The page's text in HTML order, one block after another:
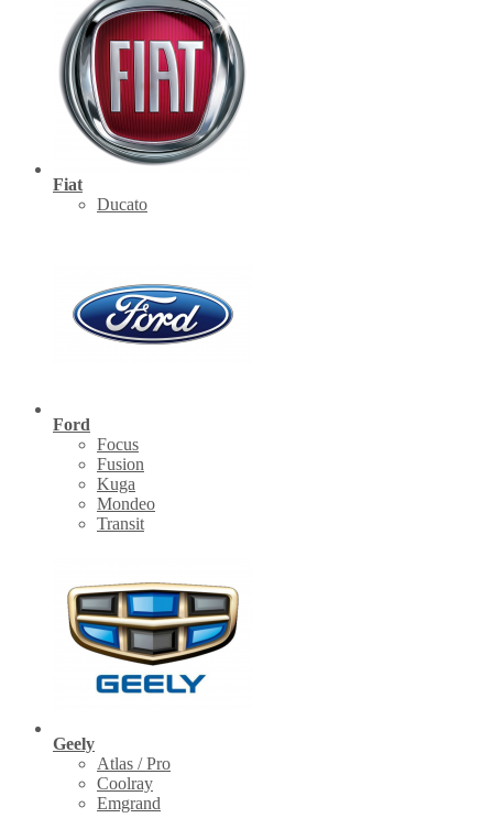
Fiat
Ducato
Ford
Focus
Fusion
Kuga
Mondeo
Transit
Geely
Atlas / Pro
Coolray
Emgrand